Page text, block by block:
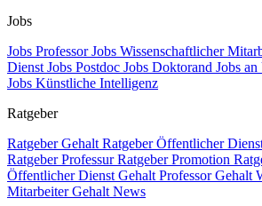
Jobs
Jobs ProfessorJobs Wissenschaftlicher
Dienst Jobs Postdoc Jobs Doktorand Jobs
Jobs Künstliche Intelligenz
Ratgeber
Ratgeber Gehalt Ratgeber Öffentlicher
Ratgeber ProfessurRatgeber Promotion
Öffentlicher Dienst Gehalt Professor Gehalt
Mitarbeiter Gehalt News